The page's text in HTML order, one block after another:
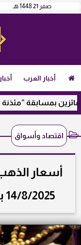
صفر 211448 هـ
أخبار العرب
”مئذنة الأزهر”
اقتصاد وأسواق
أسعار
14/8/2025 بالجنيه والدولار الأمريكي